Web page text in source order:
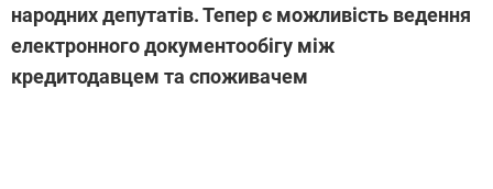
народних депутатів. Тепер є можливість ведення
електронного документообігу між
кредитодавцем та споживачем